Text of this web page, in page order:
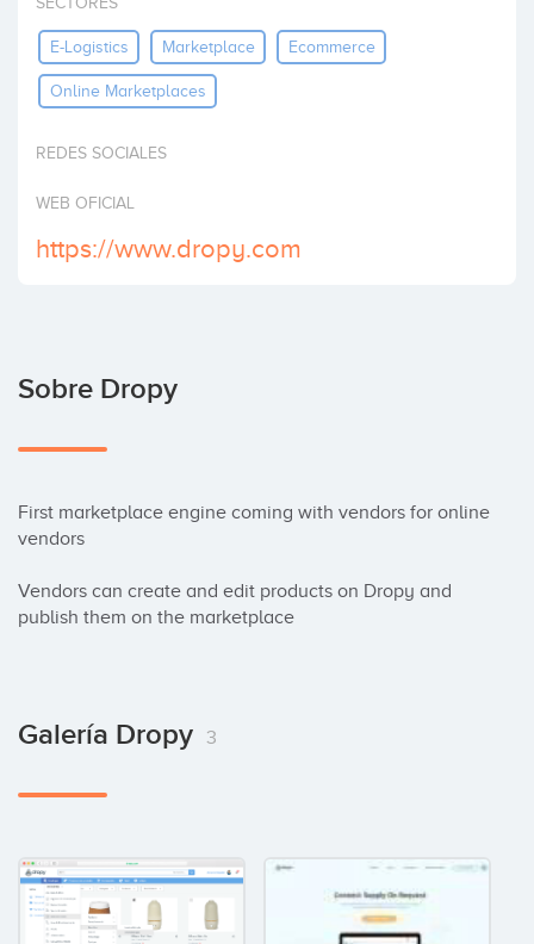
E-Logistics Marketplace Ecommerce
Online Marketplaces
REDES SOCIALES
WEB OFICIAL
https://www.dropy.com
Sobre Dropy
First marketplace engine coming with vendors for online
vendors
Vendors can create and edit products on Dropy and
publish them on the marketplace
Galería Dropy 3